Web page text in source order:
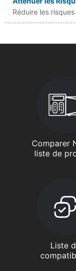
Réduire les
Comparer
liste de
Liste